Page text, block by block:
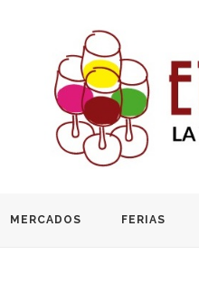
MERCADOS FERIAS